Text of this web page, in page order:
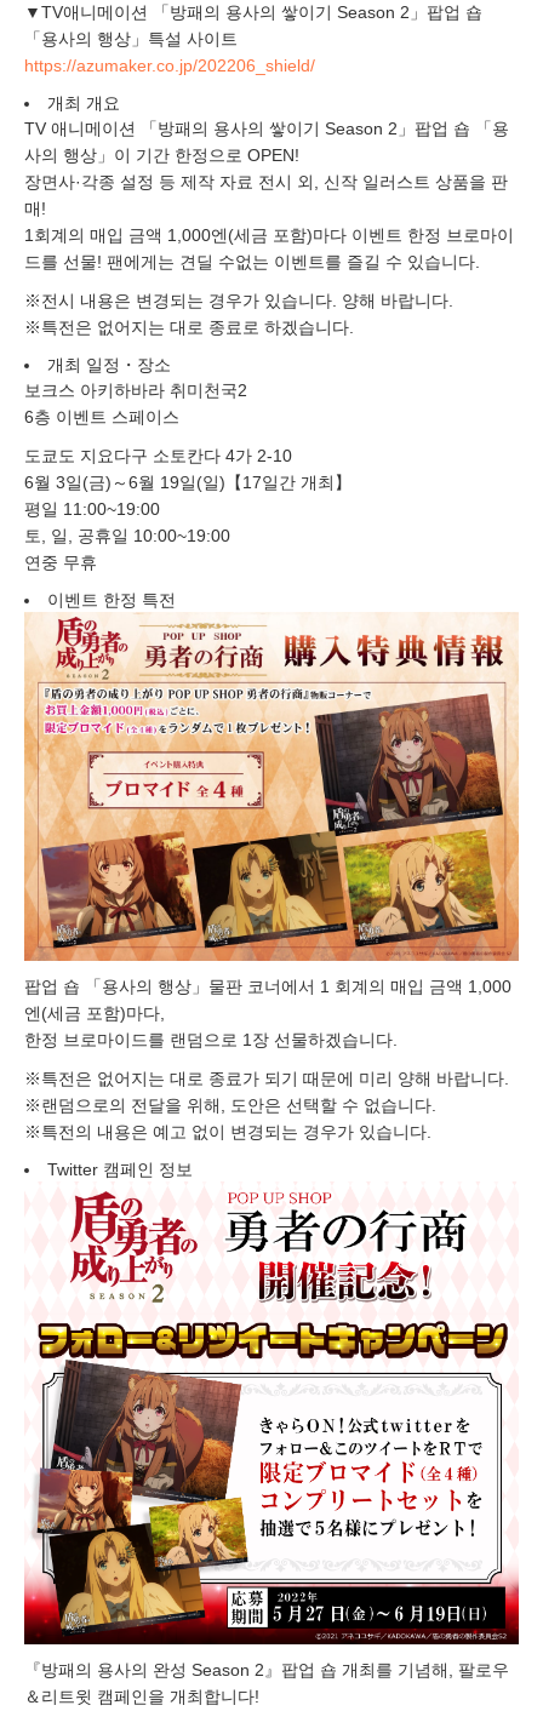
▼TV애니메이션 「방패의 용사의 쌓이기 Season 2」팝업 숍
「용사의 행상」특설 사이트
https://azumaker.co.jp/202206_shield/
개최 개요
TV 애니메이션 「방패의 용사의 쌓이기 Season 2」팝업 숍 「용
사의 행상」이 기간 한정으로 OPEN!
장면사·각종 설정 등 제작 자료 전시 외, 신작 일러스트 상품을 판
매!
1회계의 매입 금액 1,000엔(세금 포함)마다 이벤트 한정 브로마이
드를 선물! 팬에게는 견딜 수없는 이벤트를 즐길 수 있습니다.
※전시 내용은 변경되는 경우가 있습니다. 양해 바랍니다.
※특전은 없어지는 대로 종료로 하겠습니다.
개최 일정・장소
보크스 아키하바라 취미천국2
6층 이벤트 스페이스
도쿄도 지요다구 소토칸다 4가 2-10
6월 3일(금)～6월 19일(일)【17일간 개최】
평일 11:00~19:00
토, 일, 공휴일 10:00~19:00
연중 무휴
이벤트 한정 특전
팝업 숍 「용사의 행상」물판 코너에서 1 회계의 매입 금액 1,000
엔(세금 포함)마다,
한정 브로마이드를 랜덤으로 1장 선물하겠습니다.
※특전은 없어지는 대로 종료가 되기 때문에 미리 양해 바랍니다.
※랜덤으로의 전달을 위해, 도안은 선택할 수 없습니다.
※특전의 내용은 예고 없이 변경되는 경우가 있습니다.
Twitter 캠페인 정보
『방패의 용사의 완성 Season 2』팝업 숍 개최를 기념해, 팔로우
＆리트윗 캠페인을 개최합니다!